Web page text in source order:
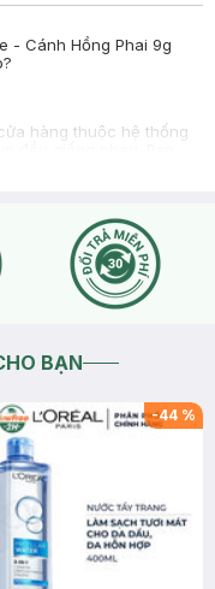
- Cánh Hồng Phai 9g
hàng thuộc hệ thống
viên tư vấn cụ thể nhé.
BẠN
-44 %